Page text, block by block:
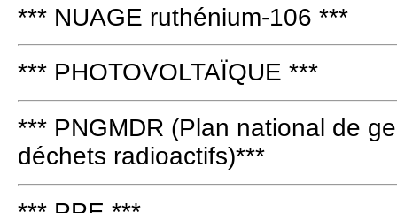
*** NUAGE ruthénium-106 ***
*** PHOTOVOLTAÏQUE ***
*** PNGMDR (Plan national de
déchets radioactifs)***